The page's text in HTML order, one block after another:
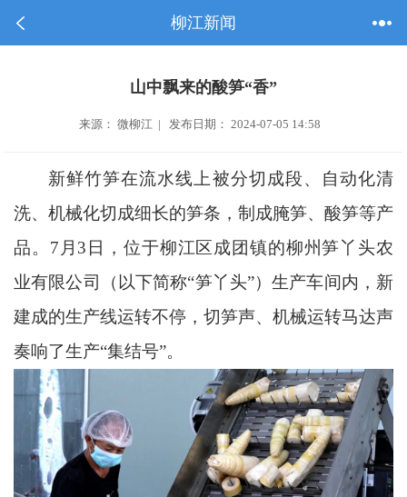
柳江新闻
山中飘来的酸笋“香”
来源： 微柳江 | 发布日期： 2024-07-05 14:58
新鲜竹笋在流水线上被分切成段、自动化清
洗、机械化切成细长的笋条，制成腌笋、酸笋等产
品。7月3日，位于柳江区成团镇的柳州笋丫头农
业有限公司（以下简称“笋丫头”）生产车间内，新
建成的生产线运转不停，切笋声、机械运转马达声
奏响了生产“集结号”。